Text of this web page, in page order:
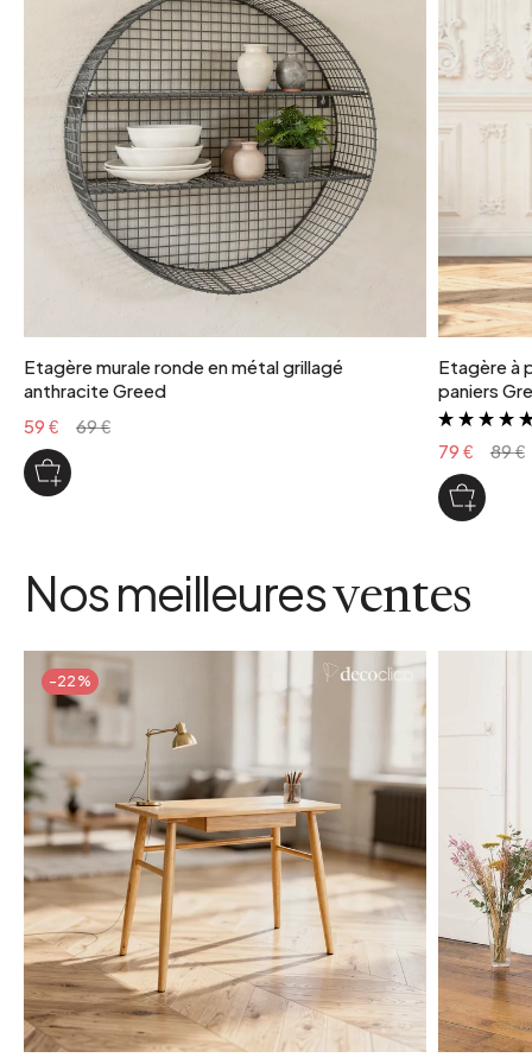
Etagère murale ronde en métal grillagé
anthracite Greed
59 €
69 €
Etagère à
paniers
79 € 89 €
Nos meilleuresventes
-22%